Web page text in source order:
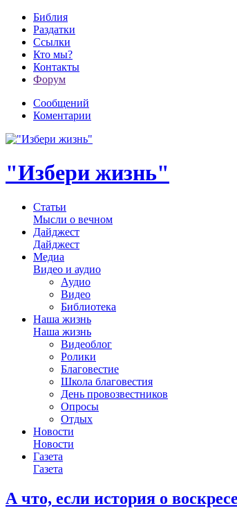
Библия
Раздатки
Ссылки
Кто мы?
Контакты
Форум
Сообщений
Коментарии
"Избери жизнь"
Статьи
Мысли о вечном
Дайджест
Дайджест
Медиа
Видео и аудио
Аудио
Видео
Библиотека
Наша жизнь
Наша жизнь
Видеоблог
Ролики
Благовестие
Школа благовестия
День провозвестников
Опросы
Отдых
Новости
Новости
Газета
Газета
А что, если история о